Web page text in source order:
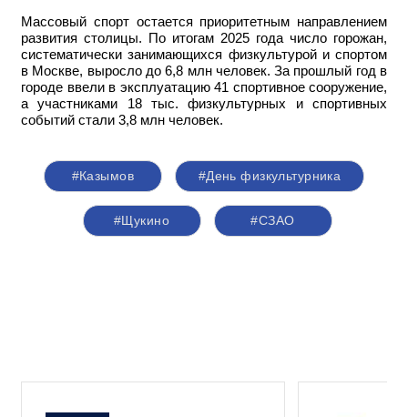
Массовый спорт остается приоритетным направлением
развития столицы. По итогам 2025 года число горожан,
систематически занимающихся физкультурой и спортом
в Москве, выросло до 6,8 млн человек. За прошлый год в
городе ввели в эксплуатацию 41 спортивное сооружение,
а участниками 18 тыс. физкультурных и спортивных
событий стали 3,8 млн человек.
#Казымов #День физкультурника
#Щукино #СЗАО